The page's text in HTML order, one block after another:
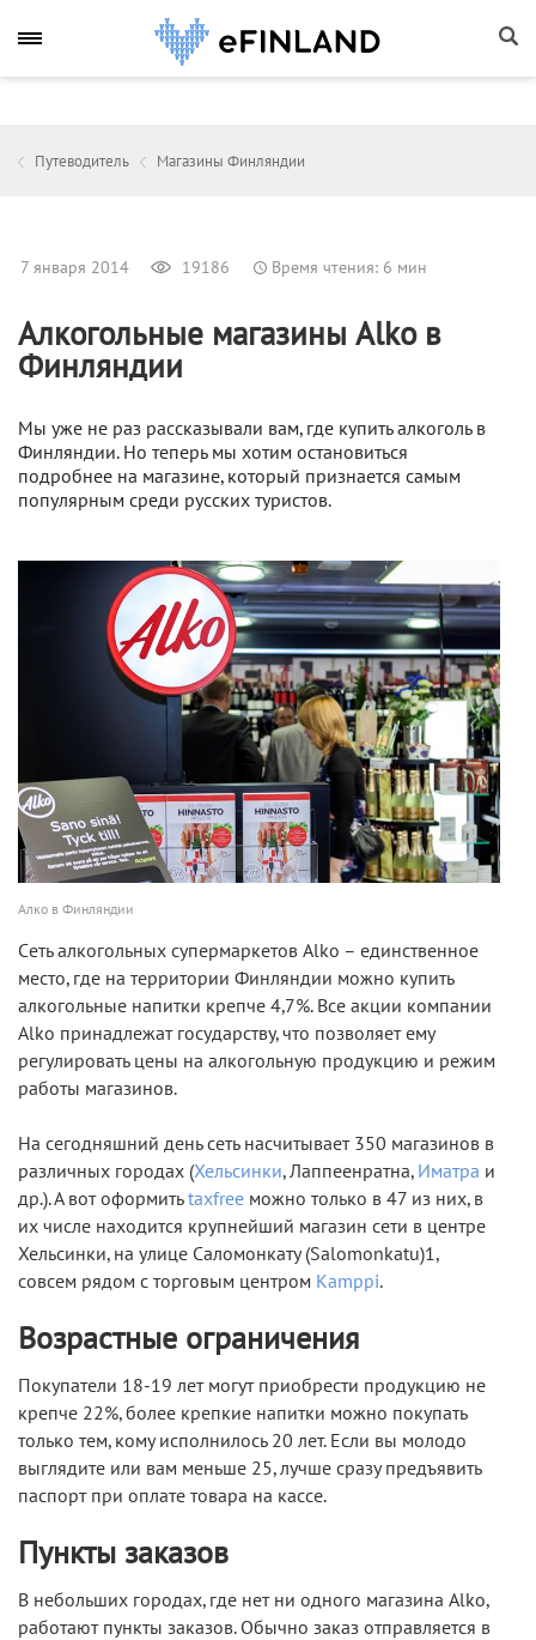
Путеводитель Магазины Финляндии
7 января 2014 19186 Время чтения: 6 мин
Алкогольные магазины Alko в
Финляндии
Мы уже не раз рассказывали вам, где купить алкоголь в
Финляндии. Но теперь мы хотим остановиться
подробнее на магазине, который признается самым
популярным среди русских туристов.
Алко в Финляндии
Cеть алкогольных супермаркетов Alko – единственное
место, где на территории Финляндии можно купить
алкогольные напитки крепче 4,7%. Все акции компании
Alko принадлежат государству, что позволяет ему
регулировать цены на алкогольную продукцию и режим
работы магазинов.
На сегодняшний день сеть насчитывает 350 магазинов в
различных городах (Хельсинки, Лаппеенратна, Иматра и
др.). А вот оформитьtaxfree можно только в 47 из них, в
их числе находится крупнейший магазин сети в центре
Хельсинки, на улице Саломонкату (Salomonkatu)1,
совсем рядом с торговым центром Kamppi.
Возрастные ограничения
Покупатели 18-19 лет могут приобрести продукцию не
крепче 22%, более крепкие напитки можно покупать
только тем, кому исполнилось 20 лет. Если вы молодо
выглядите или вам меньше 25, лучше сразу предъявить
паспорт при оплате товара на кассе.
Пункты заказов
В небольших городах, где нет ни одного магазина Alko,
работают пункты заказов. Обычно заказ отправляется в